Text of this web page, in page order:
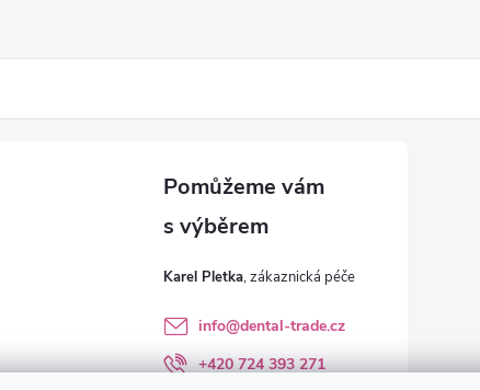
Karel Pletka
info@dental-trade.cz
+420 724 393 271